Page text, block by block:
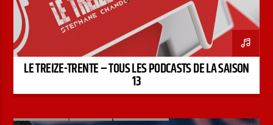
LE TREIZE-TRENTE – TOUS LES PODCASTS DE LA SAISON
13